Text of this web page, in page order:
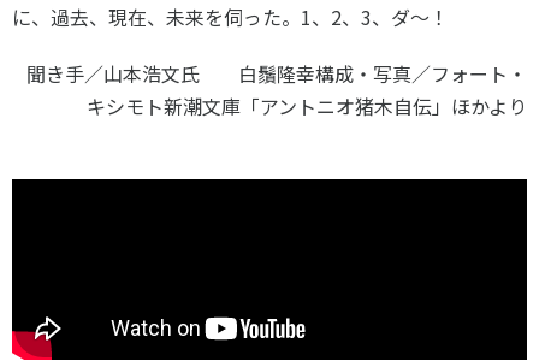
SPORT POLICY INCUBATOR ―スポーツ政策の『卵』 ―
に、過去、現在、未来を伺った。1、2、3、ダ〜！
聞き手／山本浩文氏 白鬚隆幸構成・写真／フォート・
キシモト新潮文庫「アントニオ猪木自伝」ほかより